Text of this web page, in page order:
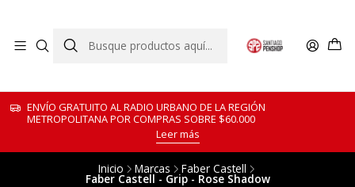
ENVÍO GRATUITO AL RADIO URBANO DE LA REGIÓN
METROPOLITANA POR COMPRAS SOBRE $60.000
Leer más
Inicio Marcas Faber Castell
Faber Castell - Grip - Rose Shadow